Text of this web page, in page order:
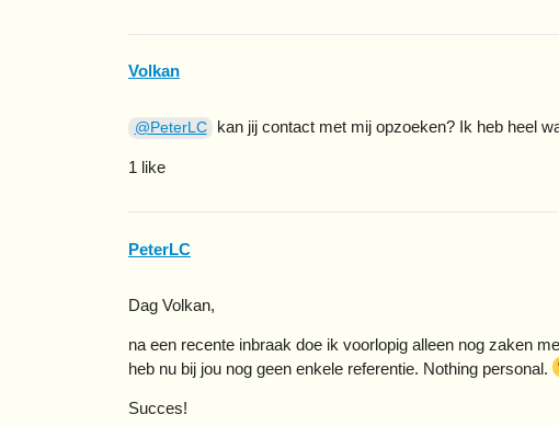
Volkan
@PeterLC kan jij contact met mij opzoeken? Ik heb heel
1 like
PeterLC
Dag Volkan,
na een recente inbraak doe ik voorlopig alleen nog zaken
heb nu bij jou nog geen enkele referentie. Nothing personal.
Succes!